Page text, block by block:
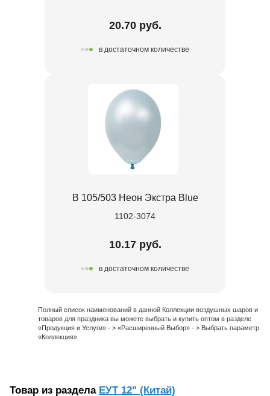
20.70 руб.
в достаточном количестве
В 105/503 Неон Экстра Blue
1102-3074
10.17 руб.
в достаточном количестве
Полный список наименований в данной Коллекции воздушных шаров и
товаров для праздника вы можете выбрать и купить оптом в разделе
«Продукция и Услуги» - > «Расширенный Выбор» - > Выбрать параметр
«Коллекция»
Товар из раздела ЕУТ 12" (Китай)